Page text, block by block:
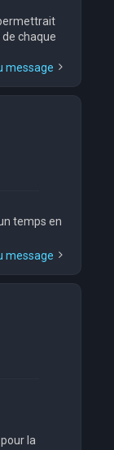
chaque
message
temps en
message
la